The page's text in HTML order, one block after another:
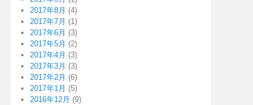
2017年8月 (4)
2017年7月 (1)
2017年6月 (3)
2017年5月 (2)
2017年4月 (3)
2017年3月 (3)
2017年2月 (6)
2017年1月 (5)
2016年12月 (9)